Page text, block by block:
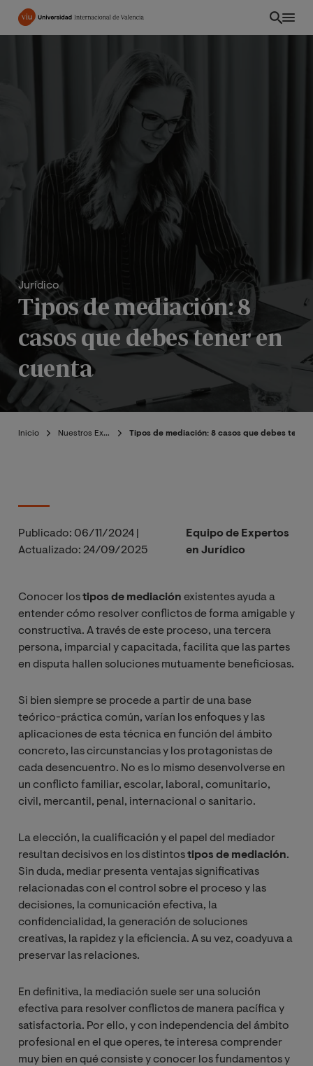
Pasar
Jurídico
Tipos de mediación: 8
casos que debes tener en
cuenta
Inicio Nuestros Expertos Tipos de mediación: 8 casos que debes tener
Publicado: 06/11/2024
Actualizado: 24/09/2025
Equipo de Expertos
en Jurídico
Conocer lostipos de mediación existentes ayuda a
entender cómo resolver conflictos de forma amigable y
constructiva. A través de este proceso, una tercera
persona, imparcial y capacitada, facilita que las partes
en disputa hallen soluciones mutuamente beneficiosas.
Si bien siempre se procede a partir de una base
teórico-práctica común, varían los enfoques y las
aplicaciones de esta técnica en función del ámbito
concreto, las circunstancias y los protagonistas de
cada desencuentro. No es lo mismo desenvolverse en
un conflicto familiar, escolar, laboral, comunitario,
civil, mercantil, penal, internacional o sanitario.
La elección, la cualificación y el papel del mediador
resultan decisivos en los distintostipos de mediación.
Sin duda, mediar presenta ventajas significativas
relacionadas con el control sobre el proceso y las
decisiones, la comunicación efectiva, la
confidencialidad, la generación de soluciones
creativas, la rapidez y la eficiencia. A su vez, coadyuva a
preservar las relaciones.
En definitiva, la mediación suele ser una solución
efectiva para resolver conflictos de manera pacífica y
satisfactoria. Por ello, y con independencia del ámbito
profesional en el que operes, te interesa comprender
muy bien en qué consiste y conocer los fundamentos y